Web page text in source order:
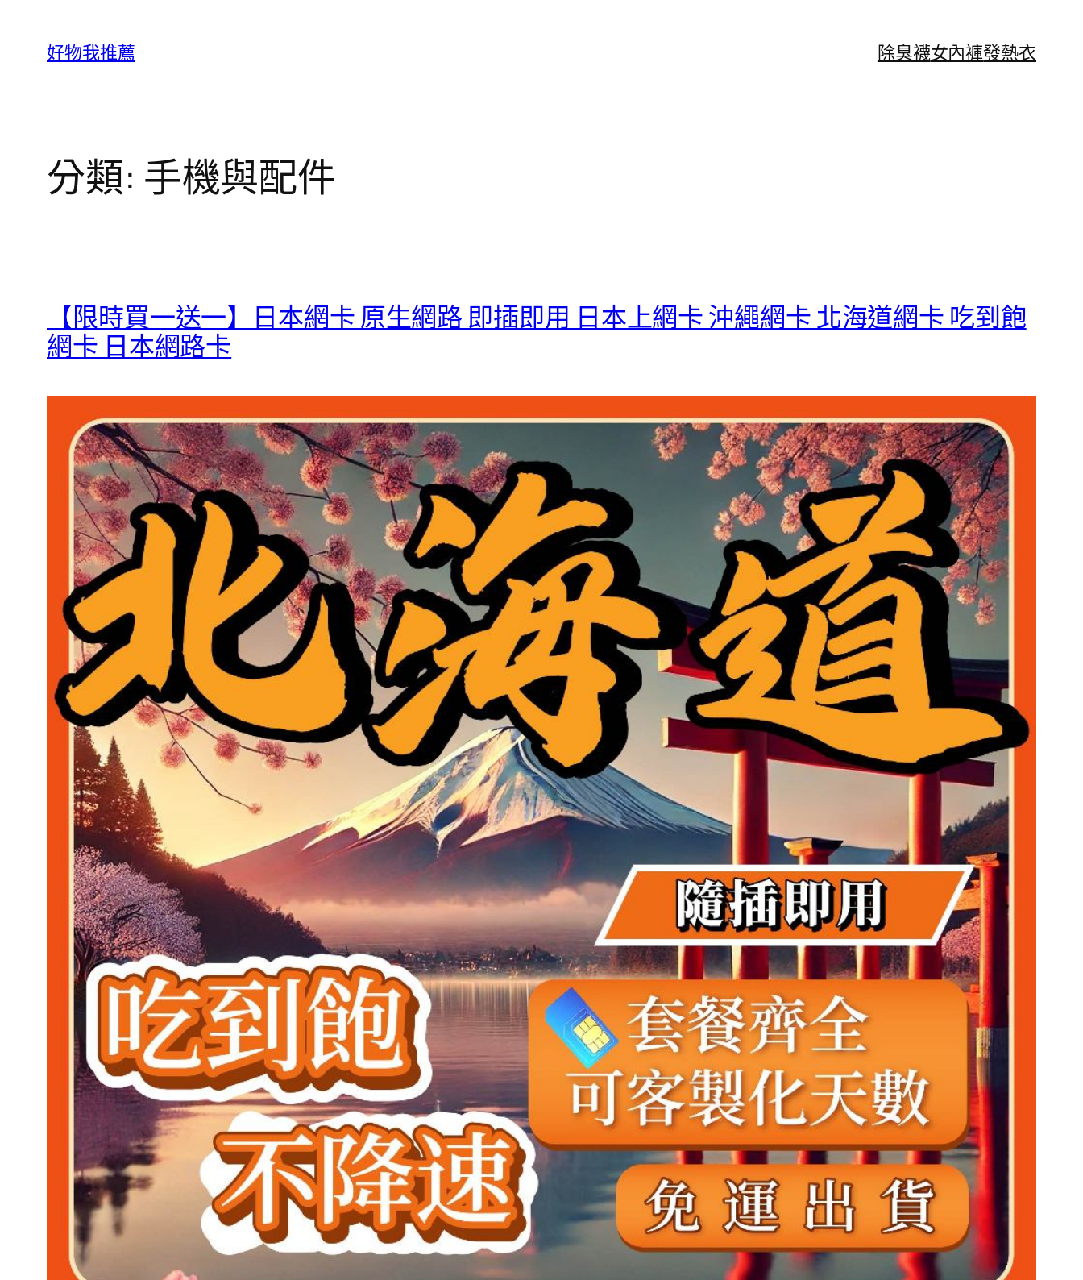
好物我推薦 除臭襪女內褲發熱衣
分類: 手機與配件
【限時買一送一】日本網卡 原生網路 即插即用 日本上網卡 沖繩網卡 北海道網卡 吃到飽
網卡 日本網路卡